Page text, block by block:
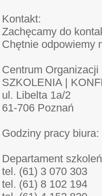
Kontakt:
Zachęcamy do
Chętnie odpowiemy
Centrum
SZKOLENIA |
ul. Libelta 1a/2
61-706 Poznań
Godziny pracy
Departament
tel. (61) 3 070 303
tel. (61) 8 102 194